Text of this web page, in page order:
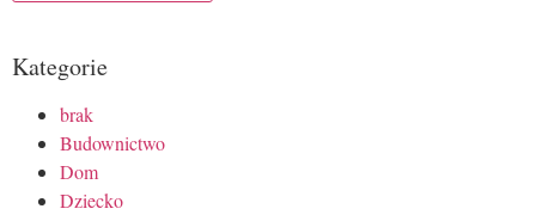
Kategorie
brak
Budownictwo
Dom
Dziecko